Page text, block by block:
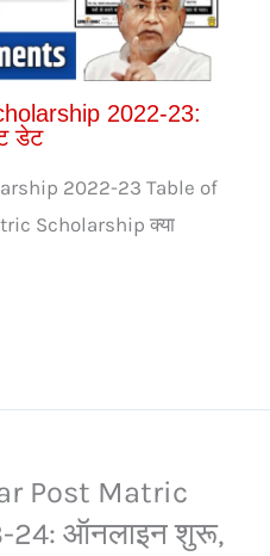
2022-23:
डेट
2022-23 Table of
Scholarship क्या
Post Matric
24: ऑनलाइन शुरू,